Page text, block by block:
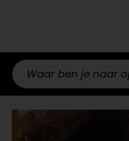
Zoeken